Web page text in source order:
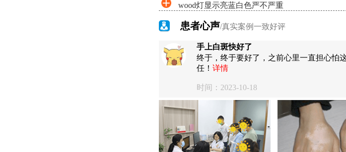
wood灯显示亮蓝白色严不严重
患者心声/真实案例一致好评
手上白斑快好了
终于，终于要好了，之前心里一直担心怕
任！ 详情
时间：2023-10-18